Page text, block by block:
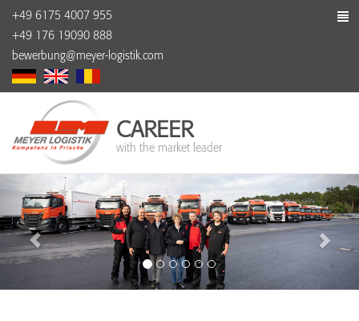
+49 6175 4007 955
+49 176 19090 888
bewerbung@meyer-logistik.com
CAREER
with the market leader